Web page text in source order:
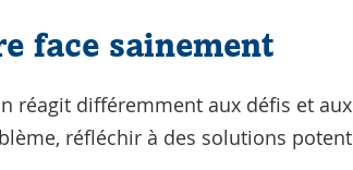
face sainement
réagit différemment aux défis et
réfléchir à des solutions